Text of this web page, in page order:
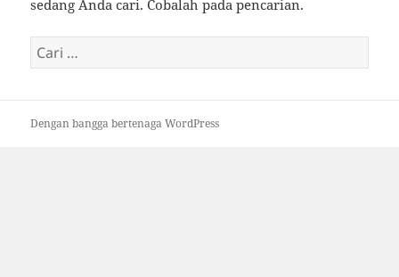
sedang Anda cari. Cobalah pada pencarian.
Cari
untuk:
Dengan bangga bertenaga WordPress